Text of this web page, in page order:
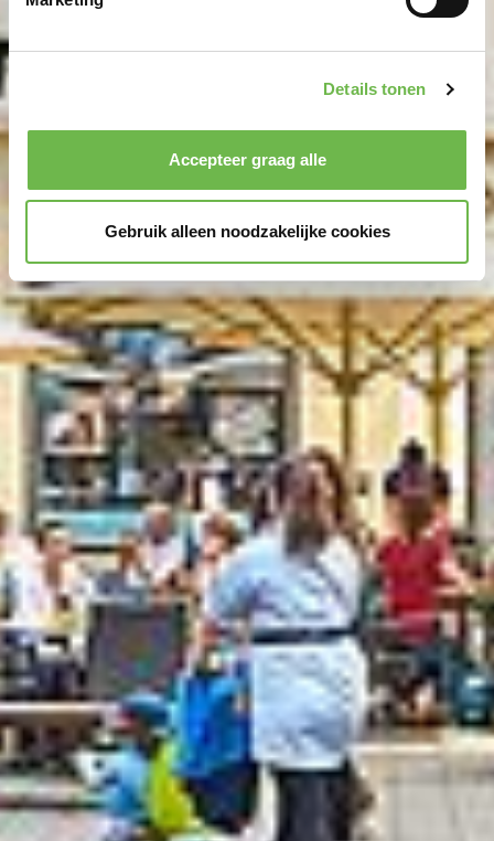
en om ons websiteverkeer te analyseren.Dank u voor
Kennisgeving van de verwerking van uw gegevens
YouTube worden verzameld:Door te klikken op
"Accepteer graag alle" of door „Voorkeuren“,
„Statistieken“ of „Marketing“ aan te vinken en te klikken
op "Selectie handmatig instellen", stemt u er ook mee in
dat uw gegevens in de VS worden verwerkt in
overeenstemming met Art. 49 (1) zin 1 lit. a DSGVO. De
VS zijn door het Europees Hof van Justitie beoordeeld
als een land met een ontoereikend niveau van
gegevensbescherming volgens EU-normen. In het
bijzonder bestaat het risico dat uw gegevens door de
Amerikaanse autoriteiten worden verwerkt voor controle-
en toezichtdoeleinden, mogelijk ook zonder enig
rechtsmiddel. Indien u op "Selectie handmatig instellen"
klikt en geen van de keuzevakken (voorkeuren,
statistieken of marketing) hebt geselecteerd, zal de
hierboven beschreven overdracht niet plaatsvinden. Voor
meer informatie, zie onze privacyverklaring.
We geven u hier graag meer gedetailleerde informatie:
Privacybeleid|Impressum
Details tonen
Accepteer graag alle
Gebruik alleen noodzakelijke cookies